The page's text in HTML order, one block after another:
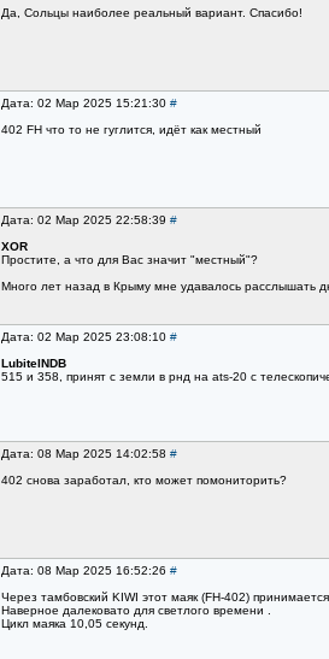
Да, Сольцы наиболее реальный вариант. Спасибо!
Дата: 02 Мар 2025 15:21:30 #
402 FH что то не гуглится, идёт как местный
Дата: 02 Мар 2025 22:58:39 #
XOR
Простите, а что для Вас значит "местный"?
Много лет назад в Крыму мне удавалось расслышать
Дата: 02 Мар 2025 23:08:10 #
LubitelNDB
515 и 358, принят с земли в рнд на ats-20 с
Дата: 08 Мар 2025 14:02:58 #
402 снова заработал, кто может помониторить?
Дата: 08 Мар 2025 16:52:26 #
Через тамбовский KIWI этот маяк (FH-402)
Наверное далековато для светлого времени .
Цикл маяка 10,05 секунд.